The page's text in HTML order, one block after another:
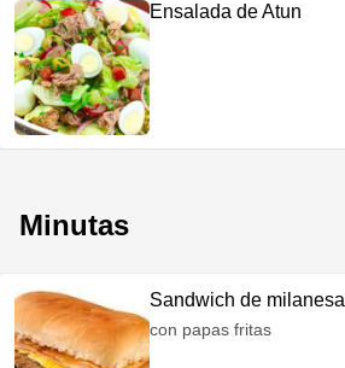
Ensalada de Atun
Minutas
Sandwich de milanesa
con papas fritas